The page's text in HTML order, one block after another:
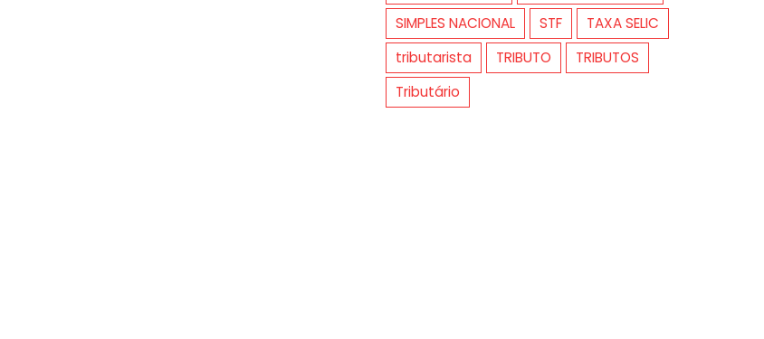
SIMPLES NACIONAL
STF
TAXA SELIC
tributarista
TRIBUTO
TRIBUTOS
Tributário